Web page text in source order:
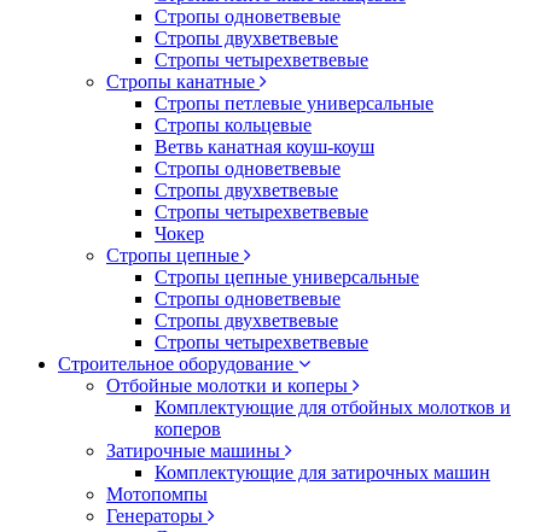
Стропы одноветвевые
Стропы двухветвевые
Стропы четырехветвевые
Стропы канатные
Стропы петлевые универсальные
Стропы кольцевые
Ветвь канатная коуш-коуш
Стропы одноветвевые
Стропы двухветвевые
Стропы четырехветвевые
Чокер
Стропы цепные
Стропы цепные универсальные
Стропы одноветвевые
Стропы двухветвевые
Стропы четырехветвевые
Строительное оборудование
Отбойные молотки и коперы
Комплектующие для отбойных молотков и
коперов
Затирочные машины
Комплектующие для затирочных машин
Мотопомпы
Генераторы